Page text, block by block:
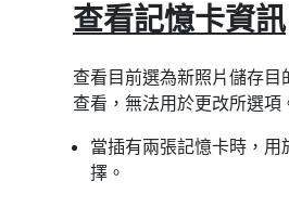
查看記憶卡資訊
查看目前選為新照片儲存
查看，無法用於更改所選項
當插有兩張記憶卡時，
擇。